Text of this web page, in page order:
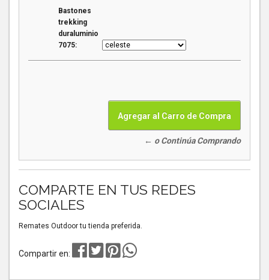
Bastones
trekking
duraluminio
7075:
← o Continúa Comprando
COMPARTE EN TUS REDES
SOCIALES
Remates Outdoor tu tienda preferida.
Compartir en: